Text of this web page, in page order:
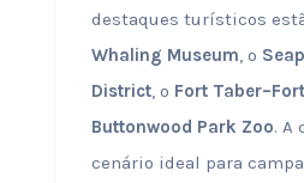
destaques turísticos
Whaling Museum, o
District, o Fort
Buttonwood Park Zoo. A
cenário ideal para